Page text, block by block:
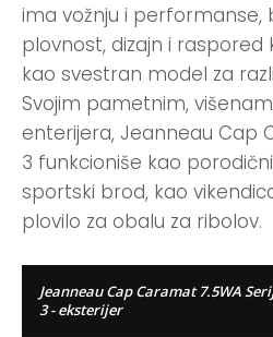
ima vožnju i performanse,
plovnost, dizajn i raspored
kao svestran model za
Svojim pametnim,
enterijera, Jeanneau Cap
3 funkcioniše kao
sportski brod, kao
plovilo za obalu za ribolov.
Jeanneau Cap Caramat 7.5WA
3 - eksterijer